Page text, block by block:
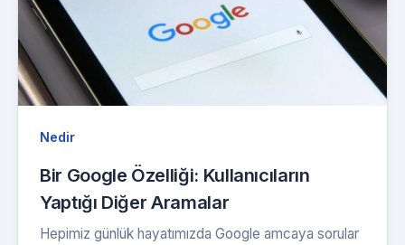
Nedir
Bir Google Özelliği: Kullanıcıların
Yaptığı Diğer Aramalar
Hepimiz günlük hayatımızda Google amcaya sorular